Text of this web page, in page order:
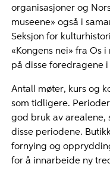
organisasjoner og
museene» også i
Seksjon for
«Kongens nei» fra Os
på disse foredragene i
Antall møter, kurs og
som tidligere.
god bruk av arealene,
disse periodene.
fornying og
for å innarbeide ny